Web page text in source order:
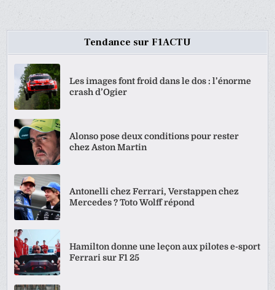
Tendance sur F1ACTU
Les images font froid dans le dos : l’énorme
crash d’Ogier
Alonso pose deux conditions pour rester
chez Aston Martin
Antonelli chez Ferrari, Verstappen chez
Mercedes ? Toto Wolff répond
Hamilton donne une leçon aux pilotes e-sport
Ferrari sur F1 25